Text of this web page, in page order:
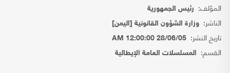
المؤلف: رئيس الجمهورية
الناشر: وزارة الشؤون القانونية [اليمن]
تاريخ النشر: 28/06/05 12:00:00 AM
القسم: المسلسلات العامة الإيطالية